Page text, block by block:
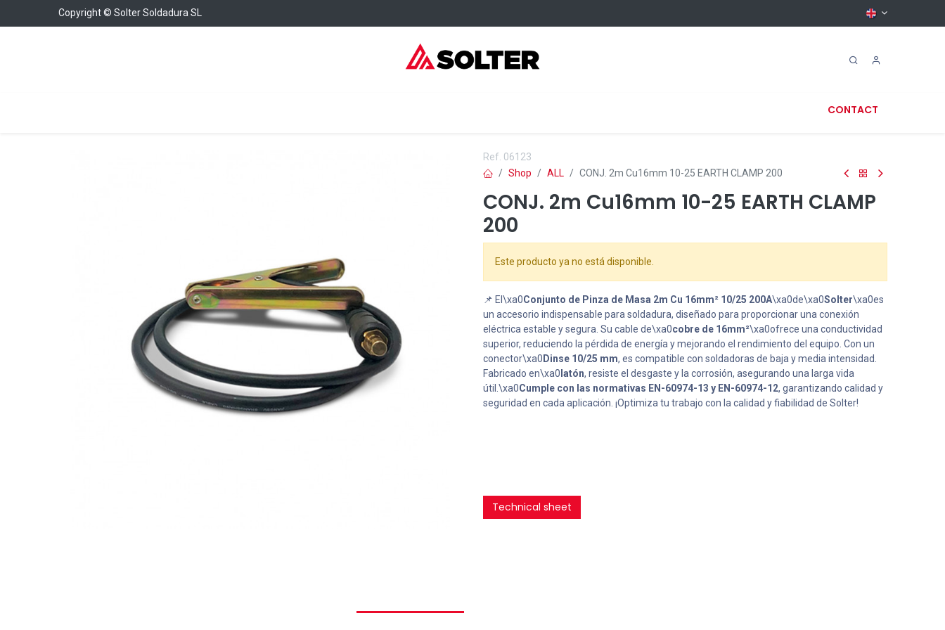
Copyright © Solter Soldadura SL
CONTACT
Ref. 06123
Shop
ALL CONJ. 2m Cu16mm 10-25 EARTH CLAMP 200
CONJ. 2m Cu16mm 10-25 EARTH CLAMP
200
Este producto ya no está disponible.
📌 El\xa0Conjunto de Pinza de Masa 2m Cu 16mm² 10/25 200A\xa0de\xa0Solter\xa0es
un accesorio indispensable para soldadura, diseñado para proporcionar una conexión
eléctrica estable y segura. Su cable de\xa0cobre de 16mm²\xa0ofrece una conductividad
superior, reduciendo la pérdida de energía y mejorando el rendimiento del equipo. Con un
conector\xa0 Dinse 10/25 mm, es compatible con soldadoras de baja y media intensidad.
Fabricado en\xa0 latón, resiste el desgaste y la corrosión, asegurando una larga vida
útil.\xa0Cumple con las normativas EN-60974-13 y EN-60974-12, garantizando calidad y
seguridad en cada aplicación. ¡Optimiza tu trabajo con la calidad y fiabilidad de Solter!
Technical sheet